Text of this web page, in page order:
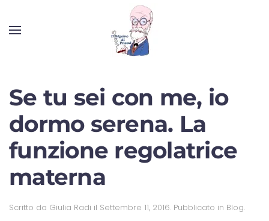
Se tu sei con me, io
dormo serena. La
funzione regolatrice
materna
Scritto da Giulia Radi il Settembre 11, 2016. Pubblicato in Blog.